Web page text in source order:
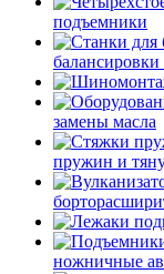
подъемники
балансировки
замены масла
пружин и
ножничные